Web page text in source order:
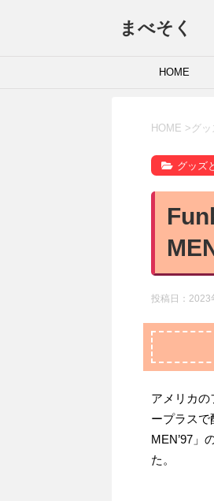
まべそく
HOME
HOME > グッ
グッズ
投稿日： 2023
アメリカの
ープラスで
MEN’97」
た。